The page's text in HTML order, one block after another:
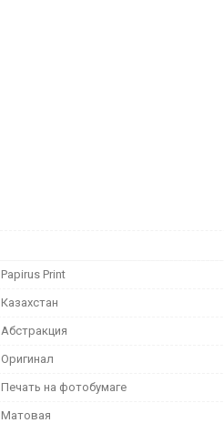
Papirus Print
Казахстан
Абстракция
Оригинал
Печать на фотобумаге
Матовая